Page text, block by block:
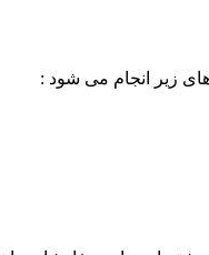
زیر انجام می شود :